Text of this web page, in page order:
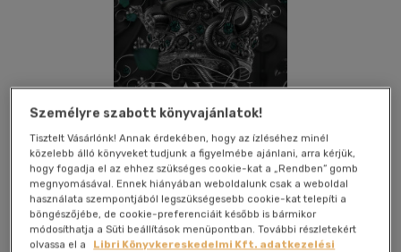
Személyre szabott könyvajánlatok!
Tisztelt Vásárlónk! Annak érdekében, hogy az ízléséhez minél
közelebb álló könyveket tudjunk a figyelmébe ajánlani, arra kérjük,
hogy fogadja el az ehhez szükséges cookie-kat a „Rendben” gomb
megnyomásával. Ennek hiányában weboldalunk csak a weboldal
használata szempontjából legszükségesebb cookie-kat telepíti a
böngészőjébe, de cookie-preferenciáit később is bármikor
módosíthatja a Süti beállítások menüpontban. További részletekért
olvassa el a
Libri Könyvkereskedelmi Kft. adatkezelési